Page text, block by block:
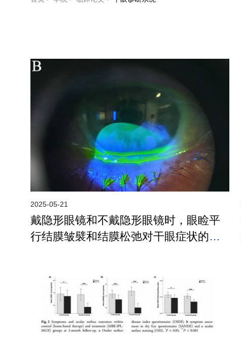
2025-05-21
戴隐形眼镜和不戴隐形眼镜时，眼睑平
行结膜皱襞和结膜松弛对干眼症状的影